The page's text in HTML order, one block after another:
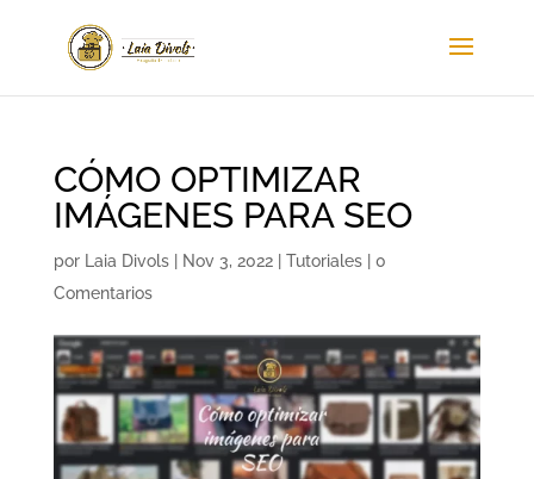
CÓMO OPTIMIZAR
IMÁGENES PARA SEO
por Laia Divols| Nov 3, 2022| Tutoriales| 0
Comentarios